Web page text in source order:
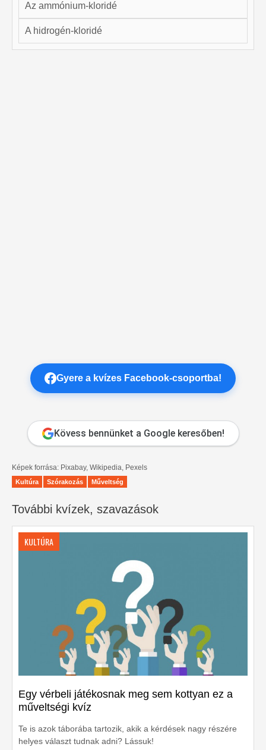
Az ammónium-kloridé
A hidrogén-kloridé
Gyere a kvízes Facebook-csoportba!
Kövess bennünket a Google keresőben!
Képek forrása: Pixabay, Wikipedia, Pexels
Kultúra Szórakozás Műveltség
További kvízek, szavazások
KULTÚRA
Egy vérbeli játékosnak meg sem kottyan ez a
műveltségi kvíz
Te is azok táborába tartozik, akik a kérdések nagy részére
helyes választ tudnak adni? Lássuk!